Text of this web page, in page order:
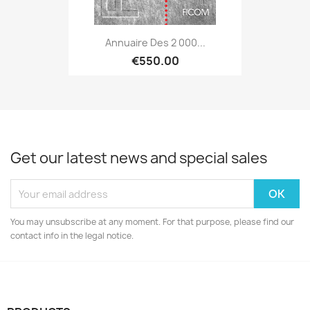
Annuaire Des 2 000...
€550.00
Get our latest news and special sales
You may unsubscribe at any moment. For that purpose, please find our
contact info in the legal notice.